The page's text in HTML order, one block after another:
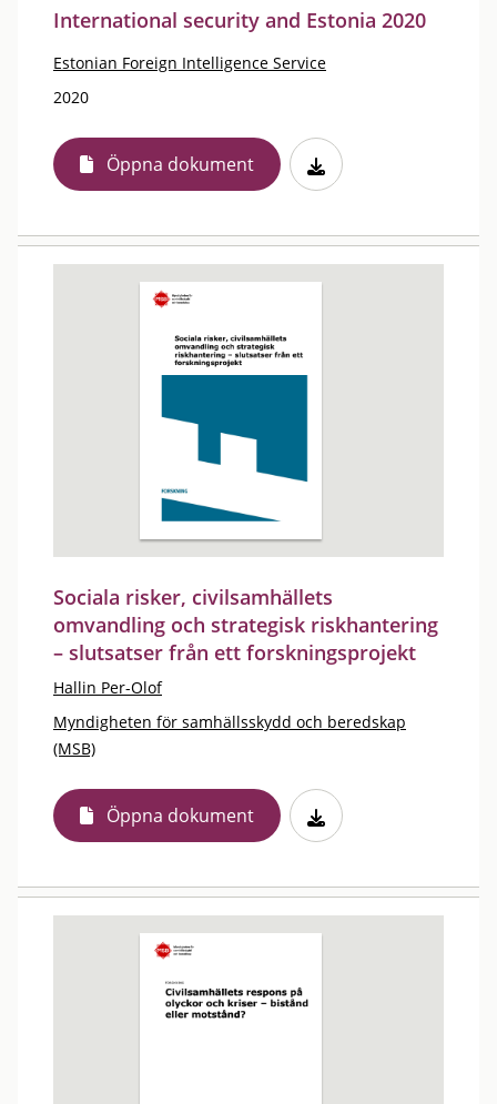
International security and Estonia 2020
Estonian Foreign Intelligence Service
2020
Öppna dokument
Sociala risker, civilsamhällets
omvandling och strategisk riskhantering
– slutsatser från ett forskningsprojekt
Hallin Per-Olof
Myndigheten för samhällsskydd och beredskap
(MSB)
Öppna dokument